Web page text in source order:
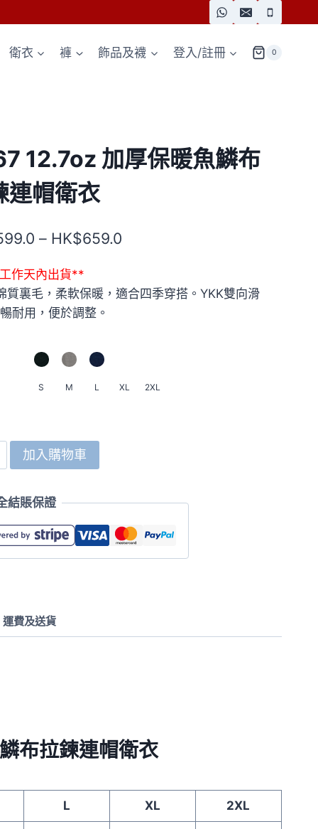
衛衣 褲 飾品及襪 登入/註冊 0
12.7oz 加厚保暖魚鱗布
連帽衛衣
– HK$659.0價
範
HK$659.0
作天內出貨**
質裏毛，柔軟保暖，適合四季穿搭。YKK雙向滑
耐用，便於調整。
S M L XL 2XL
加入購物車
結賬保證
運費及送貨
布拉鍊連帽衛衣
L XL 2XL